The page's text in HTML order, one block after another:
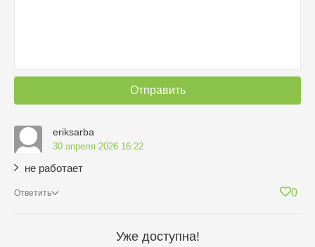
Отправить
eriksarba
30 апреля 2026 16:22
не работает
Ответить 0
Уже доступна!